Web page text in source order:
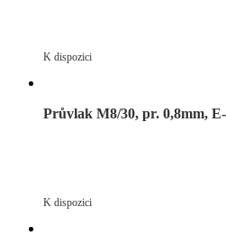
K dispozici
Průvlak M8/30, pr. 0,8mm,
K dispozici